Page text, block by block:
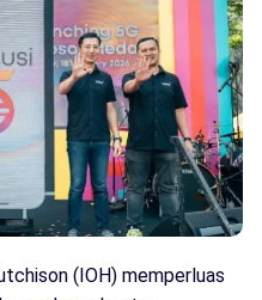
(IOH) memperluas